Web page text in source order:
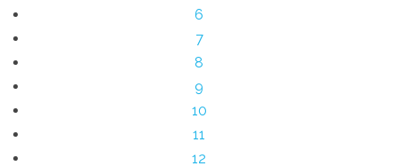
6
7
8
9
10
11
12